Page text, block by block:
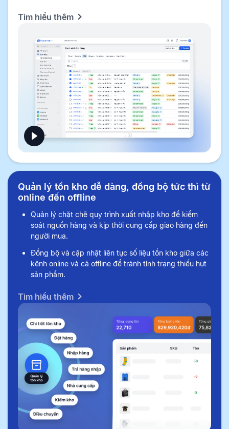
Tìm hiểu thêm
Quản lý tồn kho dễ dàng, đồng bộ tức thì từ
online đến offline
Quản lý chặt chẽ quy trình xuất nhập kho để kiểm
soát nguồn hàng và kịp thời cung cấp giao hàng đến
người mua.
Đồng bộ và cập nhật liên tục số liệu tồn kho giữa các
kênh online và cả offline để tránh tình trạng thiếu hụt
sản phẩm.
Tìm hiểu thêm